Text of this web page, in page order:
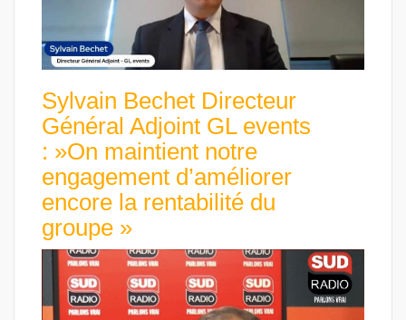
Sylvain Bechet Directeur
Général Adjoint GL events
: »On maintient notre
engagement d’améliorer
encore la rentabilité du
groupe »